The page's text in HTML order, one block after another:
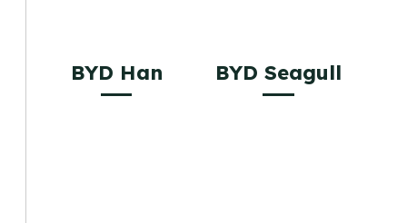
BYD Han BYD Seagull